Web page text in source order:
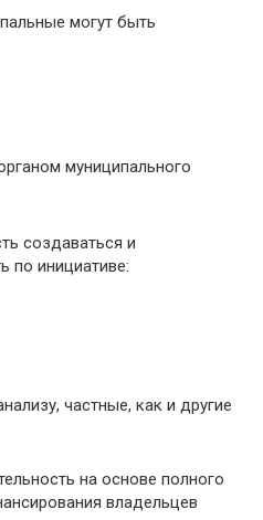
могут быть
муниципального
создаваться и
по инициативе:
частные, как и другие
на основе полного
владельцев